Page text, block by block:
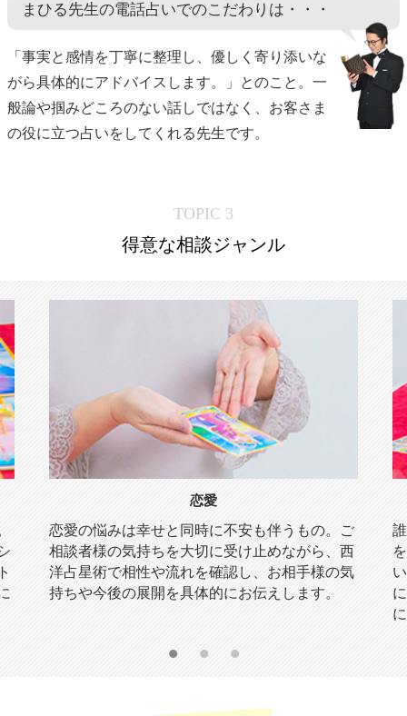
まひる先生の電話占いでのこだわりは・・・
「事実と感情を丁寧に整理し、優しく寄り添いな
がら具体的にアドバイスします。」とのこと。一
般論や掴みどころのない話しではなく、お客さま
の役に立つ占いをしてくれる先生です。
TOPIC 3
得意な相談ジャンル
恋愛
恋愛の悩みは幸せと同時に不安も伴うもの。ご
相談者様の気持ちを大切に受け止めながら、西
洋占星術で相性や流れを確認し、お相手様の気
持ちや今後の展開を具体的にお伝えします。